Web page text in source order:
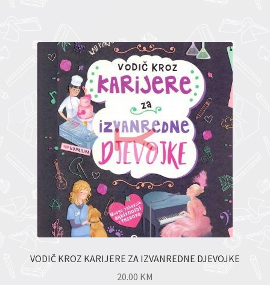
VODIČ KROZ KARIJERE ZA IZVANREDNE DJEVOJKE
20.00 KM